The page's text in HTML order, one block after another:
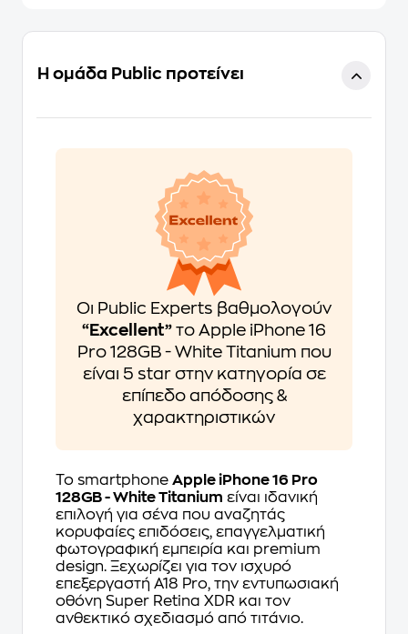
Η ομάδα Public προτείνει
Οι Public Experts βαθμολογούν
“Excellent” το Apple iPhone 16
Pro 128GB - White Titanium που
είναι 5 star στην κατηγορία σε
επίπεδο απόδοσης &
χαρακτηριστικών
Το smartphone Apple iPhone 16 Pro
128GB - White Titanium είναι ιδανική
επιλογή για σένα που αναζητάς
κορυφαίες επιδόσεις, επαγγελματική
φωτογραφική εμπειρία και premium
design. Ξεχωρίζει για τον ισχυρό
επεξεργαστή A18 Pro, την εντυπωσιακή
οθόνη Super Retina XDR και τον
ανθεκτικό σχεδιασμό από τιτάνιο.